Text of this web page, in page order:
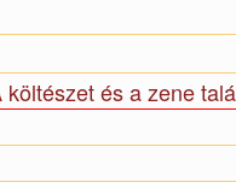
és a zene